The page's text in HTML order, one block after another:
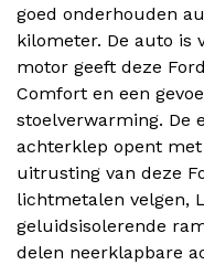
goed onderhouden
kilometer. De auto is
motor geeft deze
Comfort en een
stoelverwarming. De
achterklep opent
uitrusting van deze
lichtmetalen velgen,
geluidsisolerende
delen neerklapbare